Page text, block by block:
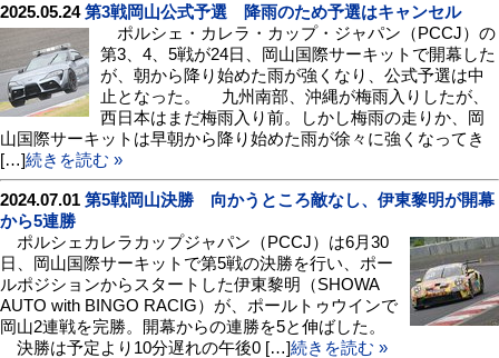
2025.05.24第3戦岡山公式予選 降雨のため予選はキャンセル
ポルシェ・カレラ・カップ・ジャパン（PCCJ）の
第3、4、5戦が24日、岡山国際サーキットで開幕した
が、朝から降り始めた雨が強くなり、公式予選は中
止となった。 九州南部、沖縄が梅雨入りしたが、
西日本はまだ梅雨入り前。しかし梅雨の走りか、岡
山国際サーキットは早朝から降り始めた雨が徐々に強くなってき
[…]続きを読む »
2024.07.01 第5戦岡山決勝 向かうところ敵なし、伊東黎明が開幕
から5連勝
ポルシェカレラカップジャパン（PCCJ）は6月30
日、岡山国際サーキットで第5戦の決勝を行い、ポー
ルポジションからスタートした伊東黎明（SHOWA
AUTO with BINGO RACIG）が、ポールトゥウインで
岡山2連戦を完勝。開幕からの連勝を5と伸ばした。
決勝は予定より10分遅れの午後0 […]続きを読む »